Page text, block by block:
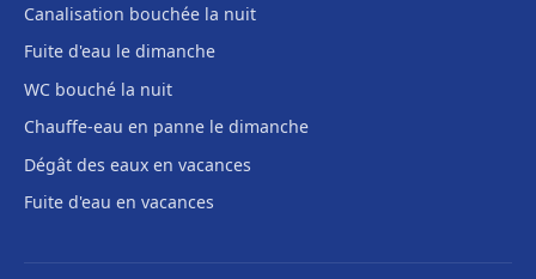
Canalisation bouchée la nuit
Fuite d'eau le dimanche
WC bouché la nuit
Chauffe-eau en panne le dimanche
Dégât des eaux en vacances
Fuite d'eau en vacances